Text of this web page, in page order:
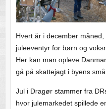
Hvert år i december
juleeventyr for børn og
Her kan man opleve
gå på skattejagt i byens
Jul i Dragør stammer fra
hvor julemarkedet spillede